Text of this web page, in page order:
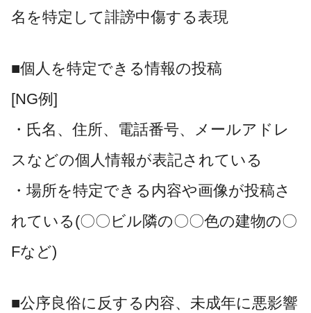
名を特定して誹謗中傷する表現
■個人を特定できる情報の投稿
[NG例]
・氏名、住所、電話番号、メールアドレ
スなどの個人情報が表記されている
・場所を特定できる内容や画像が投稿さ
れている(〇〇ビル隣の〇〇色の建物の〇
Fなど)
■公序良俗に反する内容、未成年に悪影響